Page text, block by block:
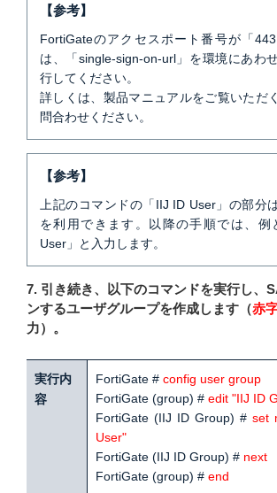
【参考】
FortiGateのアクセスポート番号が「
は、「single-sign-on-url」を環境にあわ
行してください。
詳しくは、製品マニュアルをご覧いただ
問合わせください。
【参考】
上記のコマンドの「IIJ ID User」の部分
を利用できます。以降の手順では、例
User」と入力します。
7. 引き続き、以下のコマンドを実行し、
ンするユーザグループを作成します（赤
力）。
実行内
容
FortiGate # config user group
FortiGate (group) # edit "IIJ ID
FortiGate (IIJ ID Group) # set
User"
FortiGate (IIJ ID Group) # next
FortiGate (group) # end